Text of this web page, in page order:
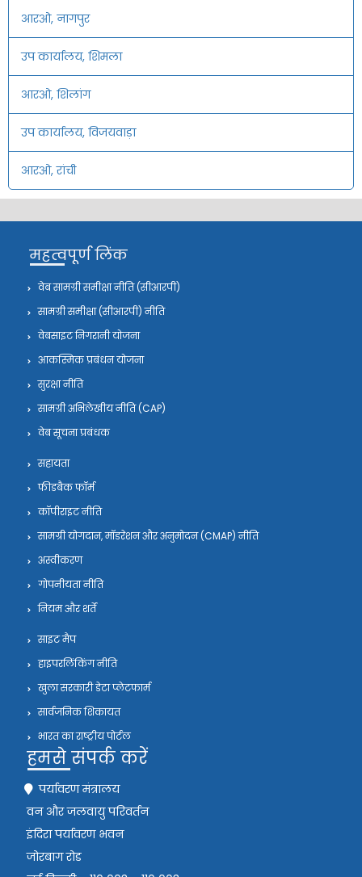
आरओ, नागपुर
उप कार्यालय, शिमला
आरओ, शिलांग
उप कार्यालय, विजयवाड़ा
आरओ, रांची
महत्वपूर्ण लिंक
वेब सामग्री समीक्षा नीति (सीआरपी)
सामग्री समीक्षा (सीआरपी) नीति
वेबसाइट निगरानी योजना
आकस्मिक प्रबंधन योजना
सुरक्षा नीति
सामग्री अभिलेखीय नीति (CAP)
वेब सूचना प्रबंधक
सहायता
फीडबैक फॉर्म
कॉपीराइट नीति
सामग्री योगदान, मॉडरेशन और अनुमोदन (CMAP) नीति
अस्वीकरण
गोपनीयता नीति
नियम और शर्तें
साइट मैप
हाइपरलिंकिंग नीति
खुला सरकारी डेटा प्लेटफार्म
सार्वजनिक शिकायत
भारत का राष्ट्रीय पोर्टल
हमसे संपर्क करें
पर्यावरण मंत्रालय
वन और जलवायु परिवर्तन
इंदिरा पर्यावरण भवन
जोरबाग रोड